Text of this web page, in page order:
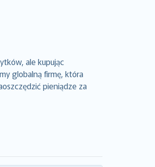
ale kupując
globalną firmę, która
pieniądze za